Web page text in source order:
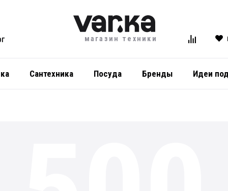
магазин техники
Сантехника Посуда Бренды Идеи